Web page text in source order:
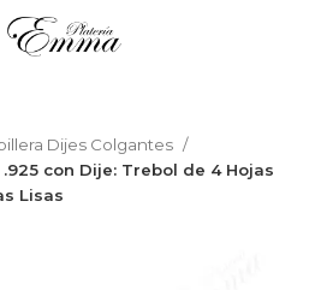
Dijes Colgantes
con Dije: Trebol de 4 Hojas
Lisas